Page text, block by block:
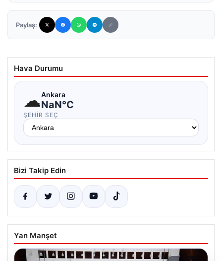
Paylaş:
Hava Durumu
☁Ankara
NaN°C
ŞEHIR SEÇ
Bizi Takip Edin
Yan Manşet